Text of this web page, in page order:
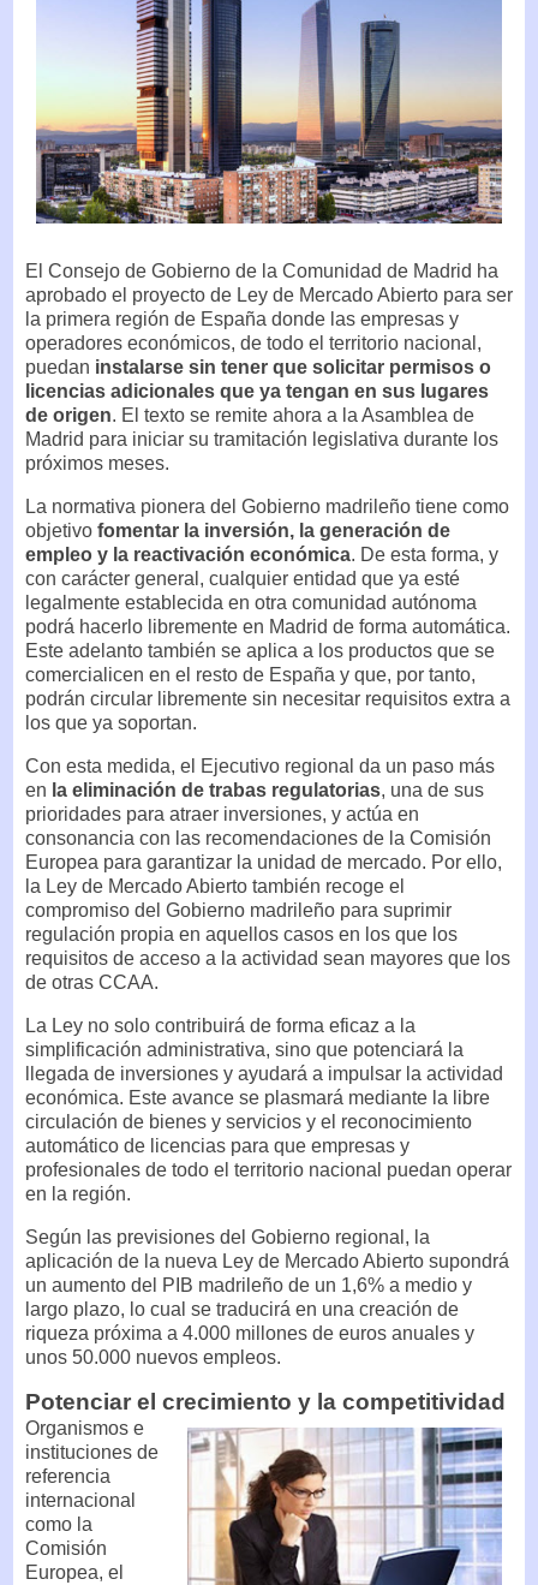
El Consejo de Gobierno de la Comunidad de Madrid ha
aprobado el proyecto de Ley de Mercado Abierto para ser
la primera región de España donde las empresas y
operadores económicos, de todo el territorio nacional,
puedan instalarse sin tener que solicitar permisos o
licencias adicionales que ya tengan en sus lugares
de origen. El texto se remite ahora a la Asamblea de
Madrid para iniciar su tramitación legislativa durante los
próximos meses.
La normativa pionera del Gobierno madrileño tiene como
objetivo fomentar la inversión, la generación de
empleo y la reactivación económica. De esta forma, y
con carácter general, cualquier entidad que ya esté
legalmente establecida en otra comunidad autónoma
podrá hacerlo libremente en Madrid de forma automática.
Este adelanto también se aplica a los productos que se
comercialicen en el resto de España y que, por tanto,
podrán circular libremente sin necesitar requisitos extra a
los que ya soportan.
Con esta medida, el Ejecutivo regional da un paso más
en la eliminación de trabas regulatorias, una de sus
prioridades para atraer inversiones, y actúa en
consonancia con las recomendaciones de la Comisión
Europea para garantizar la unidad de mercado. Por ello,
la Ley de Mercado Abierto también recoge el
compromiso del Gobierno madrileño para suprimir
regulación propia en aquellos casos en los que los
requisitos de acceso a la actividad sean mayores que los
de otras CCAA.
La Ley no solo contribuirá de forma eficaz a la
simplificación administrativa, sino que potenciará la
llegada de inversiones y ayudará a impulsar la actividad
económica. Este avance se plasmará mediante la libre
circulación de bienes y servicios y el reconocimiento
automático de licencias para que empresas y
profesionales de todo el territorio nacional puedan operar
en la región.
Según las previsiones del Gobierno regional, la
aplicación de la nueva Ley de Mercado Abierto supondrá
un aumento del PIB madrileño de un 1,6% a medio y
largo plazo, lo cual se traducirá en una creación de
riqueza próxima a 4.000 millones de euros anuales y
unos 50.000 nuevos empleos.
Potenciar el crecimiento y la competitividad
Organismos e
instituciones de
referencia
internacional
como la
Comisión
Europea, el